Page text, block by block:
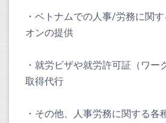
・ベトナムでの人事/労務に関
オンの提供
・就労ビザや就労許可証（ワー
取得代行
・その他、人事労務に関する各